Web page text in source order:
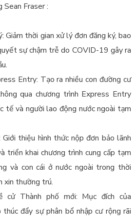
Fraser :
Giảm thời gian xử lý đơn đăng ký, bao
sự chậm trễ do COVID-19 gây ra
Entry: Tạo ra nhiều con đường cư
qua chương trình Express Entry
tế và người lao động nước ngoài tạm
thiệu hình thức nộp đơn bảo lãnh
triển khai chương trình cung cấp tạm
và con cái ở nước ngoài trong thời
xin thường trú.
cử Thành phố mới: Mục đích của
thúc đẩy sự phân bổ nhập cư rộng rãi